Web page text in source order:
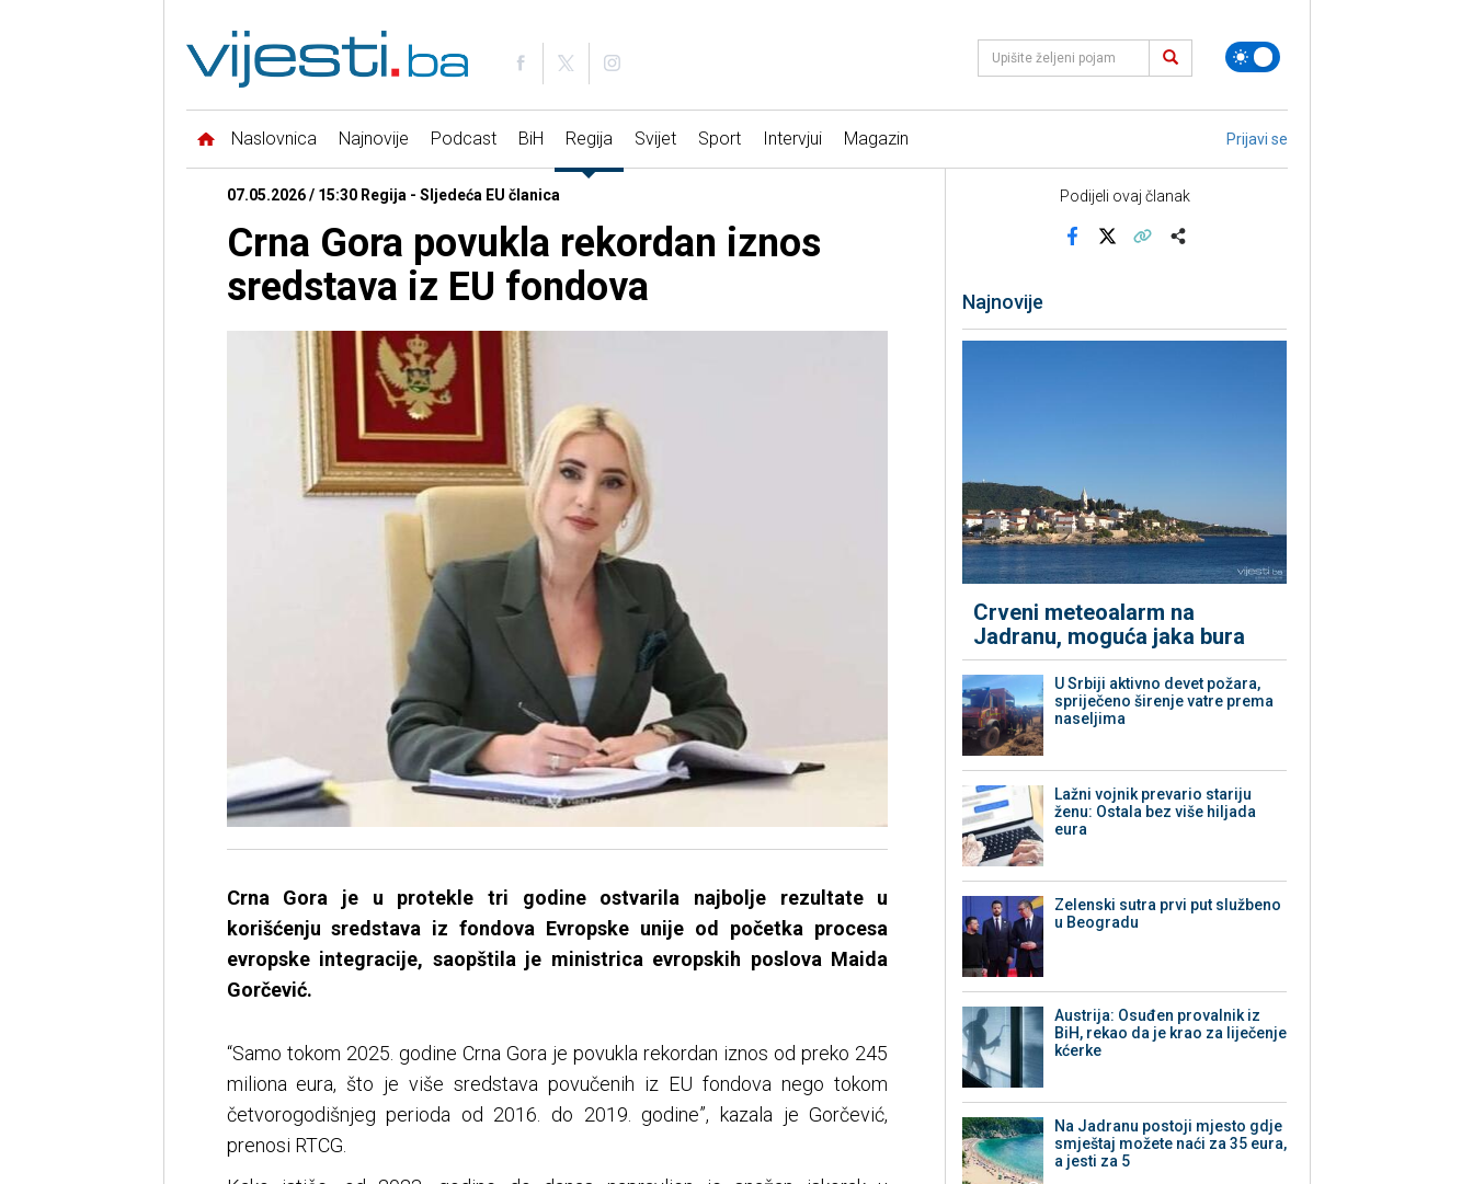
Naslovnica Najnovije Podcast BiH Regija Svijet Sport Intervjui Magazin Prijavi se
07.05.2026 / 15:30 Regija - Sljedeća EU članica
Crna Gora povukla rekordan iznos
sredstava iz EU fondova
Crna Gora je u protekle tri godine ostvarila najbolje rezultate u
korišćenju sredstava iz fondova Evropske unije od početka procesa
evropske integracije, saopštila je ministrica evropskih poslova Maida
Gorčević.
“Samo tokom 2025. godine Crna Gora je povukla rekordan iznos od preko 245
miliona eura, što je više sredstava povučenih iz EU fondova nego tokom
četvorogodišnjeg perioda od 2016. do 2019. godine”, kazala je Gorčević,
prenosi RTCG.
Podijeli ovaj članak
Najnovije
Crveni meteoalarm na
Jadranu, moguća jaka bura
U Srbiji aktivno devet požara,
spriječeno širenje vatre prema
naseljima
Lažni vojnik prevario stariju
ženu: Ostala bez više hiljada
eura
Zelenski sutra prvi put službeno
u Beogradu
Austrija: Osuđen provalnik iz
BiH, rekao da je krao za liječenje
kćerke
Na Jadranu postoji mjesto gdje
smještaj možete naći za 35 eura,
a jesti za 5